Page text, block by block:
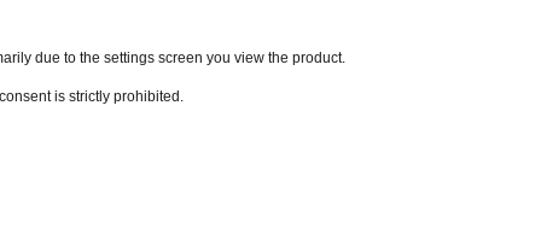
due to the settings screen you view the product.
is strictly prohibited.